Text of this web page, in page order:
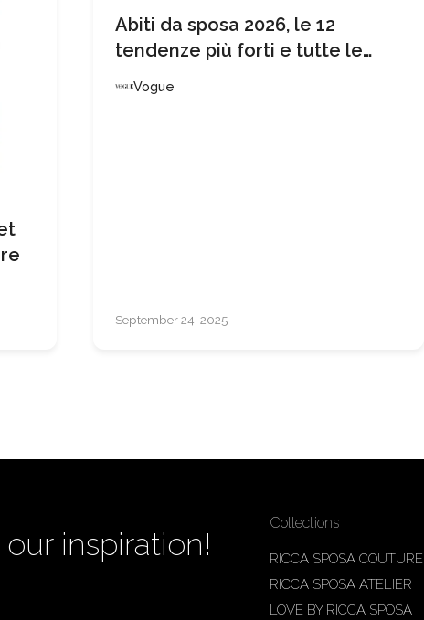
Abiti da sposa 2026, le 12
tendenze più forti e tutte le
conoscere se stai per sposarti
Vogue
September 24, 2025
inspiration!
Collections
RICCA SPOSA COUTURE
RICCA SPOSA ATELIER
LOVE BY RICCA SPOSA